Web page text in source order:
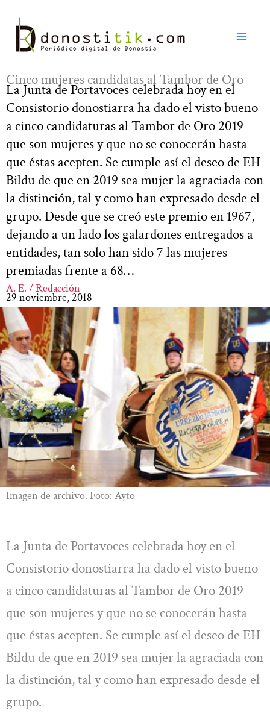
contenido
Cinco mujeres candidatas al Tambor de Oro
La Junta de Portavoces celebrada hoy en el
Consistorio donostiarra ha dado el visto bueno
a cinco candidaturas al Tambor de Oro 2019
que son mujeres y que no se conocerán hasta
que éstas acepten. Se cumple así el deseo de EH
Bildu de que en 2019 sea mujer la agraciada con
la distinción, tal y como han expresado desde el
grupo. Desde que se creó este premio en 1967,
dejando a un lado los galardones entregados a
entidades, tan solo han sido 7 las mujeres
premiadas frente a 68…
A. E. / Redacción
29 noviembre, 2018
Imagen de archivo. Foto: Ayto
La Junta de Portavoces celebrada hoy en el
Consistorio donostiarra ha dado el visto bueno
a cinco candidaturas al Tambor de Oro 2019
que son mujeres y que no se conocerán hasta
que éstas acepten. Se cumple así el deseo de EH
Bildu de que en 2019 sea mujer la agraciada con
la distinción, tal y como han expresado desde el
grupo.